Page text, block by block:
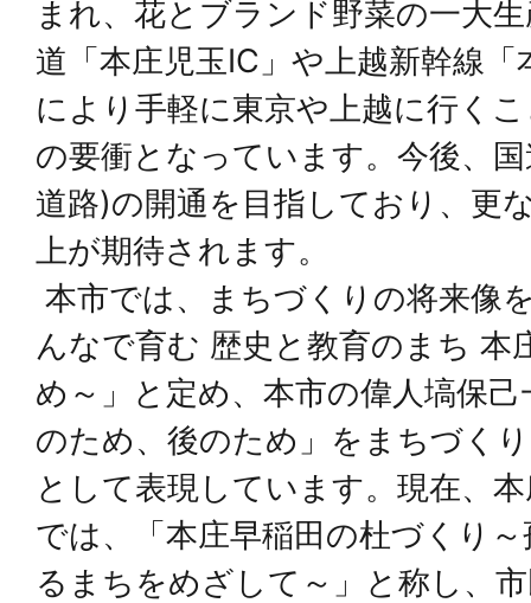
まれ、花とブランド野菜の一大
道「本庄児玉IC」や上越新幹線
により手軽に東京や上越に行く
の要衝となっています。今後、
道路)の開通を目指しており、更
上が期待されます。
本市では、まちづくりの将来像
んなで育む 歴史と教育のまち 本
め～」と定め、本市の偉人塙保
のため、後のため」をまちづく
として表現しています。現在、
では、「本庄早稲田の杜づくり
るまちをめざして～」と称し、